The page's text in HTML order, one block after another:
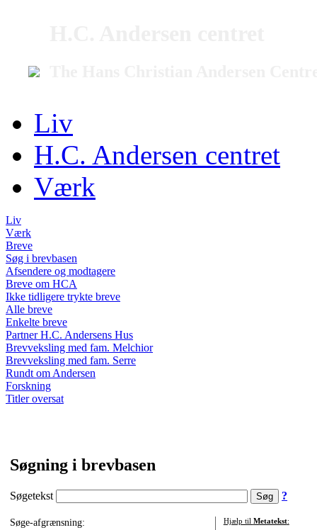
Liv
H.C. Andersen centret
Værk
Liv
Værk
Breve
Søg i brevbasen
Afsendere og modtagere
Breve om HCA
Ikke tidligere trykte breve
Alle breve
Enkelte breve
Partner H.C. Andersens Hus
Brevveksling med fam. Melchior
Brevveksling med fam. Serre
Rundt om Andersen
Forskning
Titler oversat
Søgning i brevbasen
Søgetekst ?
Søge-afgrænsning:
Hjælp til Metatekst: